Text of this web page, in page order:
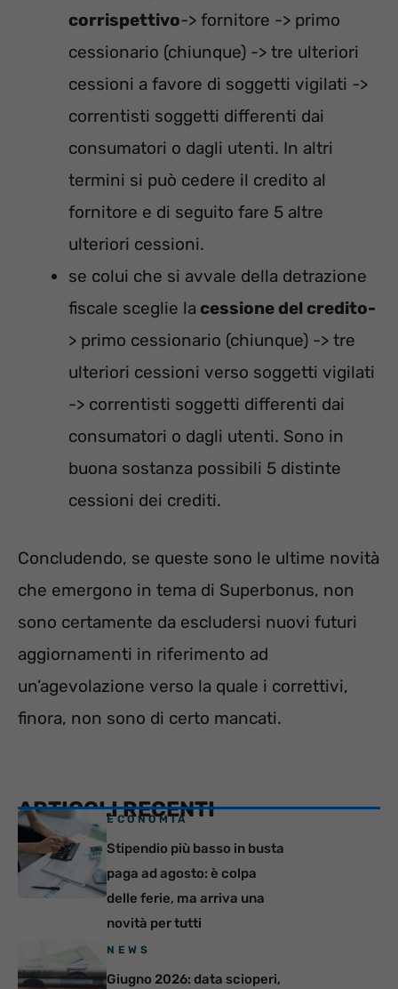
corrispettivo-> fornitore -> primo
cessionario (chiunque) -> tre ulteriori
cessioni a favore di soggetti vigilati ->
correntisti soggetti differenti dai
consumatori o dagli utenti. In altri
termini si può cedere il credito al
fornitore e di seguito fare 5 altre
ulteriori cessioni.
se colui che si avvale della detrazione
fiscale sceglie la cessione del credito-
> primo cessionario (chiunque) -> tre
ulteriori cessioni verso soggetti vigilati
-> correntisti soggetti differenti dai
consumatori o dagli utenti. Sono in
buona sostanza possibili 5 distinte
cessioni dei crediti.
Concludendo, se queste sono le ultime novità
che emergono in tema di Superbonus, non
sono certamente da escludersi nuovi futuri
aggiornamenti in riferimento ad
un’agevolazione verso la quale i correttivi,
finora, non sono di certo mancati.
ARTICOLI RECENTI
ECONOMIA
Stipendio più basso in busta
paga ad agosto: è colpa
delle ferie, ma arriva una
novità per tutti
NEWS
Giugno 2026: data scioperi,